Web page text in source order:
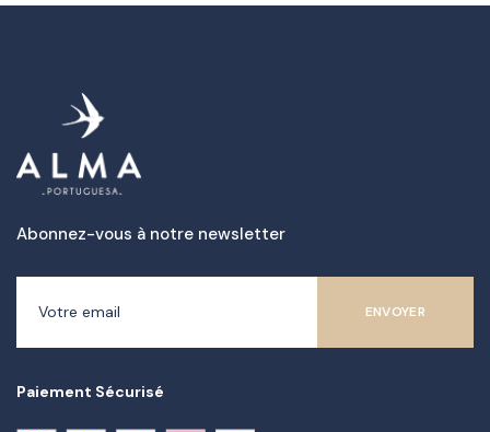
Abonnez-vous à notre newsletter
Paiement Sécurisé